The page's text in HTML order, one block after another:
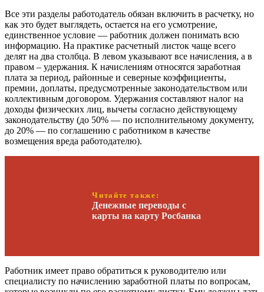
Все эти разделы работодатель обязан включить в расчетку, но
как это будет выглядеть, остается на его усмотрение,
единственное условие — работник должен понимать всю
информацию. На практике расчетный листок чаще всего
делят на два столбца. В левом указывают все начисления, а в
правом – удержания. К начислениям относятся заработная
плата за период, районные и северные коэффициенты,
премии, доплаты, предусмотренные законодательством или
коллективным договором. Удержания составляют налог на
доходы физических лиц, вычеты согласно действующему
законодательству (до 50% — по исполнительному документу,
до 20% — по соглашению с работником в качестве
возмещения вреда работодателю).
Читайте также:
Денежные переводы с
карты на карту Росбанка
Работник имеет право обратиться к руководителю или
специалисту по начислению заработной платы по вопросам,